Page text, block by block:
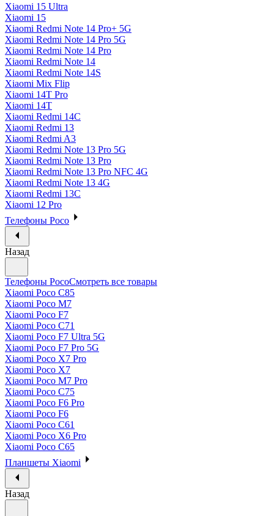
Xiaomi 15 Ultra
Xiaomi 15
Xiaomi Redmi Note 14 Pro+ 5G
Xiaomi Redmi Note 14 Pro 5G
Xiaomi Redmi Note 14 Pro
Xiaomi Redmi Note 14
Xiaomi Redmi Note 14S
Xiaomi Mix Flip
Xiaomi 14T Pro
Xiaomi 14T
Xiaomi Redmi 14C
Xiaomi Redmi 13
Xiaomi Redmi A3
Xiaomi Redmi Note 13 Pro 5G
Xiaomi Redmi Note 13 Pro
Xiaomi Redmi Note 13 Pro NFC 4G
Xiaomi Redmi Note 13 4G
Xiaomi Redmi 13C
Xiaomi 12 Pro
Телефоны Poco
Назад
Телефоны PocoСмотреть все товары
Xiaomi Poco C85
Xiaomi Poco M7
Xiaomi Poco F7
Xiaomi Poco C71
Xiaomi Poco F7 Ultra 5G
Xiaomi Poco F7 Pro 5G
Xiaomi Poco X7 Pro
Xiaomi Poco X7
Xiaomi Poco M7 Pro
Xiaomi Poco C75
Xiaomi Poco F6 Pro
Xiaomi Poco F6
Xiaomi Poco C61
Xiaomi Poco X6 Pro
Xiaomi Poco C65
Планшеты Xiaomi
Назад